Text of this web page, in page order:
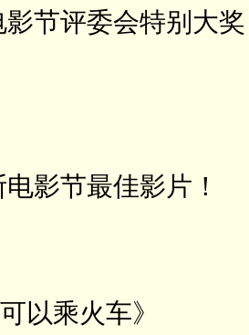
影节评委会特别大
影节最佳影片！
以乘火车》